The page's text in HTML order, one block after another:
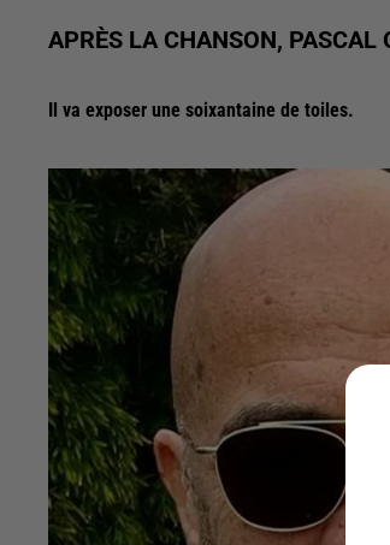
APRÈS LA CHANSON, PASCAL
Il va exposer une soixantaine de toiles.